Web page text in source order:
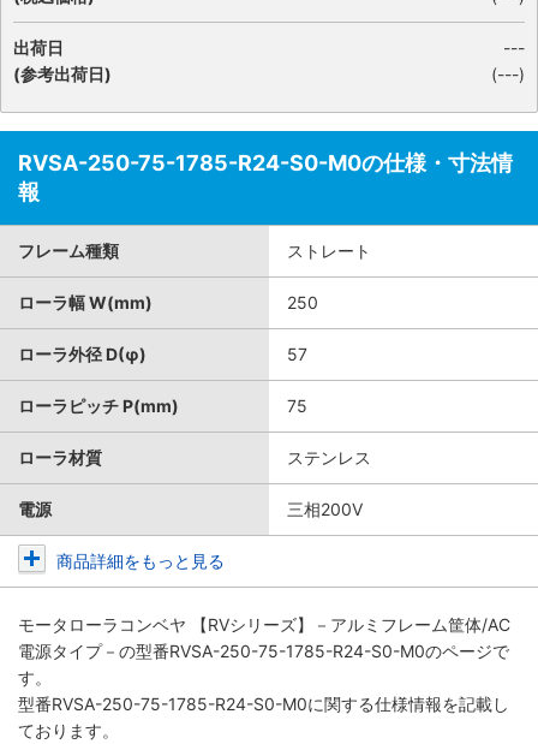
出荷日
(参考出荷日)
---
(---)
RVSA-250-75-1785-R24-S0-M0の仕様・寸法情
報
フレーム種類 ストレート
ローラ幅 W(mm) 250
ローラ外径 D(φ) 57
ローラピッチ P(mm) 75
ローラ材質 ステンレス
電源 三相200V
商品詳細をもっと見る
モータローラコンベヤ 【RVシリーズ】－アルミフレーム筐体/AC
電源タイプ－ の型番RVSA-250-75-1785-R24-S0-M0のページで
す。
型番RVSA-250-75-1785-R24-S0-M0に関する仕様情報を記載し
ております。